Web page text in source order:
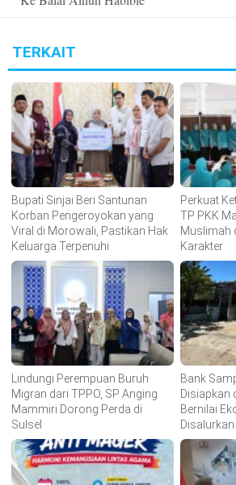
TERKAIT
Bupati Sinjai Beri Santunan
Korban Pengeroyokan yang
Viral di Morowali, Pastikan Hak
Keluarga Terpenuhi
Perkuat
TP PKK
Muslimah
Karakter
Lindungi Perempuan Buruh
Migran dari TPPO, SP Anging
Mammiri Dorong Perda di
Sulsel
Bank
Disiapkan
Bernilai
Disalurkan